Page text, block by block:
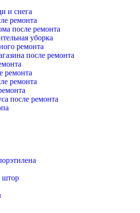
и снега
ремонта
после ремонта
уборка
ремонта
после ремонта
ремонта
ремонта
после ремонта
штор